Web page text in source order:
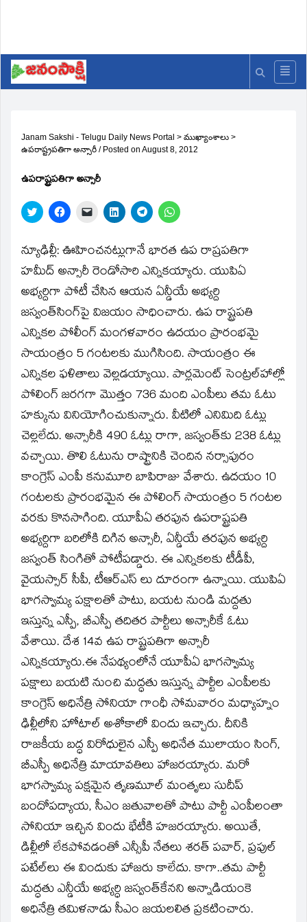
Janam Sakshi - Telugu Daily News Portal > ముఖ్యాంశాలు >
ఉపరాష్ట్రపతిగా అన్సారీ / Posted on August 8, 2012
ఉపరాష్ట్రపతిగా అన్సారీ
Click
to
Twitter
(Opens
new
Click
to
Facebook
(Opens
new
window)
Click
link
to
friend
in
new
window)
Click
to
LinkedIn
(Opens
in
new
Click
to
Telegram
(Opens
new
window)
Click
to
WhatsApp
(Opens
new
window)
న్యూఢిల్లీ: ఊహించనట్లుగానే భారత ఉప రాష్రపతిగా
హమీద్‌ అన్సారీ రెండోసారి ఎన్నికయ్యారు. యుపిఏ
అభ్యర్దిగా పోటీ చేసిన ఆయన ఏన్డీయే అభ్యర్ది
జస్వంత్‌సింగ్‌పై విజయం సాధించారు. ఉప రాష్ట్రపతి
ఎన్నికల పోలీంగ్‌ మంగళవారం ఉదయం ప్రారంభమై
సాయంత్రం 5 గంటలకు ముగిసింది. సాయంత్రం ఈ
ఎన్నికల ఫళితాలు వెల్లడయ్యాయి. పార్లమెంట్‌ సెంట్రల్‌హాల్లో
పోలింగ్‌ జరగగా మొత్తం 736 మంది ఎంపీలు తమ ఓటు
హక్కును వినియోగించుకున్నారు. వీటిలో ఎనిమిది ఓట్లు
చెల్లలేదు. అన్సారీకి 490 ఓట్లు రాగా, జస్వంత్‌కు 238 ఓట్లు
వచ్చాయి. తొలి ఓటును రాష్ట్రానికి చెందిన నర్సాపురం
కాంగ్రెస్‌ ఎంపీ కనుమూరి బాపిరాజు వేశారు. ఉదయం 10
గంటలకు ప్రారంభమైన ఈ పోలింగ్‌ సాయంత్రం 5 గంటల
వరకు కొనసాగింది. యూపీఏ తరపున ఉపరాష్ట్రపతి
అభ్యర్దిగా బరిలోకి దిగిన అన్సారీ, ఏన్డీయే తరపున అభ్యర్ది
జస్వంత్‌ సింగితో పోటీపడ్డారు. ఈ ఎన్నికలకు టీడీపీ,
వైయస్సార్‌ సీపీ, టీఆర్‌ఎస్‌ లు దూరంగా ఉన్నాయి. యుపిఏ
భాగస్వామ్య పక్షాలతో పాటు, బయట నుండి మద్దతు
ఇస్తున్న ఎస్పీ, బీఎస్పీ తదితర పార్టీలు అన్సారీకే ఓటు
వేశాయి. దేశ 14వ ఉప రాష్ట్రపతిగా అన్సారీ
ఎన్నికయ్యారు.ఈ నేపథ్యంలోనే యూపీఏ భాగస్వామ్య
పక్షాలు బయటి నుంచి మద్ధతు ఇస్తున్న పార్టీల ఎంపీలకు
కాంగ్రెస్‌ అధినేత్రి సోనియా గాంధీ సోమవారం మధ్యాహ్నం
ఢిల్లీలోని హోటాల్‌ అశోకాలో విందు ఇచ్చారు. దీనికి
రాజకీయ బద్ధ విరోధులైన ఎస్పీ అధినేత ములాయం సింగ్‌,
బీఎస్పీ అధినేత్రి మాయావతిలు హాజరయ్యారు. మరో
భాగస్వామ్య పక్షమైన తృణమూల్‌ మంతృలు సుదీప్‌
బందోపద్యాయ, సీఎం జతువాలతో పాటు పార్టీ ఎంపీలంతా
సోనియా ఇచ్చిన విందు భేటీకి హజరయ్యారు. అయితే,
డిల్లీలో లేకపోవడంతో ఎన్సీపీ నేతలు శరత్‌ పవార్‌, ప్రపుల్‌
పటేల్‌లు ఈ విందుకు హాజరు కాలేదు. కాగా..తమ పార్టీ
మద్ధతు ఎన్డీయే అభ్యర్ధి జస్వంత్‌కేనని అన్నాడియంకె
అధినేత్రి తమిళనాడు సీఎం జయలలిత ప్రకటించారు.